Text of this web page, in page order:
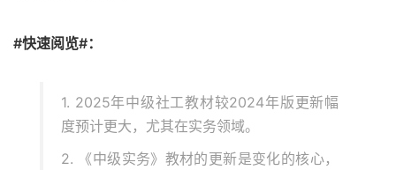
#快速阅览#：
1. 2025年中级社工教材较2024年版更新幅
度预计更大，尤其在实务领域。
2. 《中级实务》教材的更新是变化的核心，